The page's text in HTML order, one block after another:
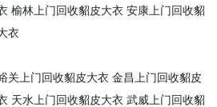
榆林上门回收貂皮大衣 安康上门回收貂
衣
关上门回收貂皮大衣 金昌上门回收貂皮
天水上门回收貂皮大衣 武威上门回收貂